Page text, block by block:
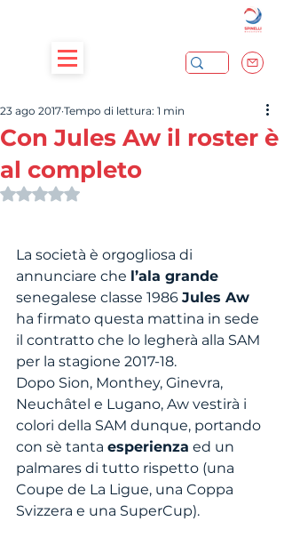
Con Jules Aw il roster è
al completo
23 ago 2017 Tempo di lettura: 1 min
Valutazione NaN stelle su 5.
La società è orgogliosa di
annunciare che l’ala grande
senegalese classe 1986 Jules Aw
ha firmato questa mattina in sede
il contratto che lo legherà alla SAM
per la stagione 2017-18.
Dopo Sion, Monthey, Ginevra,
Neuchâtel e Lugano, Aw vestirà i
colori della SAM dunque, portando
con sè tanta esperienza ed un
palmares di tutto rispetto (una
Coupe de La Ligue, una Coppa
Svizzera e una SuperCup).